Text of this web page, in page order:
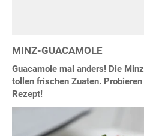
MINZ-GUACAMOLE
Guacamole mal anders! Die
tollen frischen Zuaten.
Rezept!